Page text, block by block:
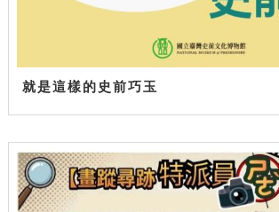
就是這樣的史前巧玉